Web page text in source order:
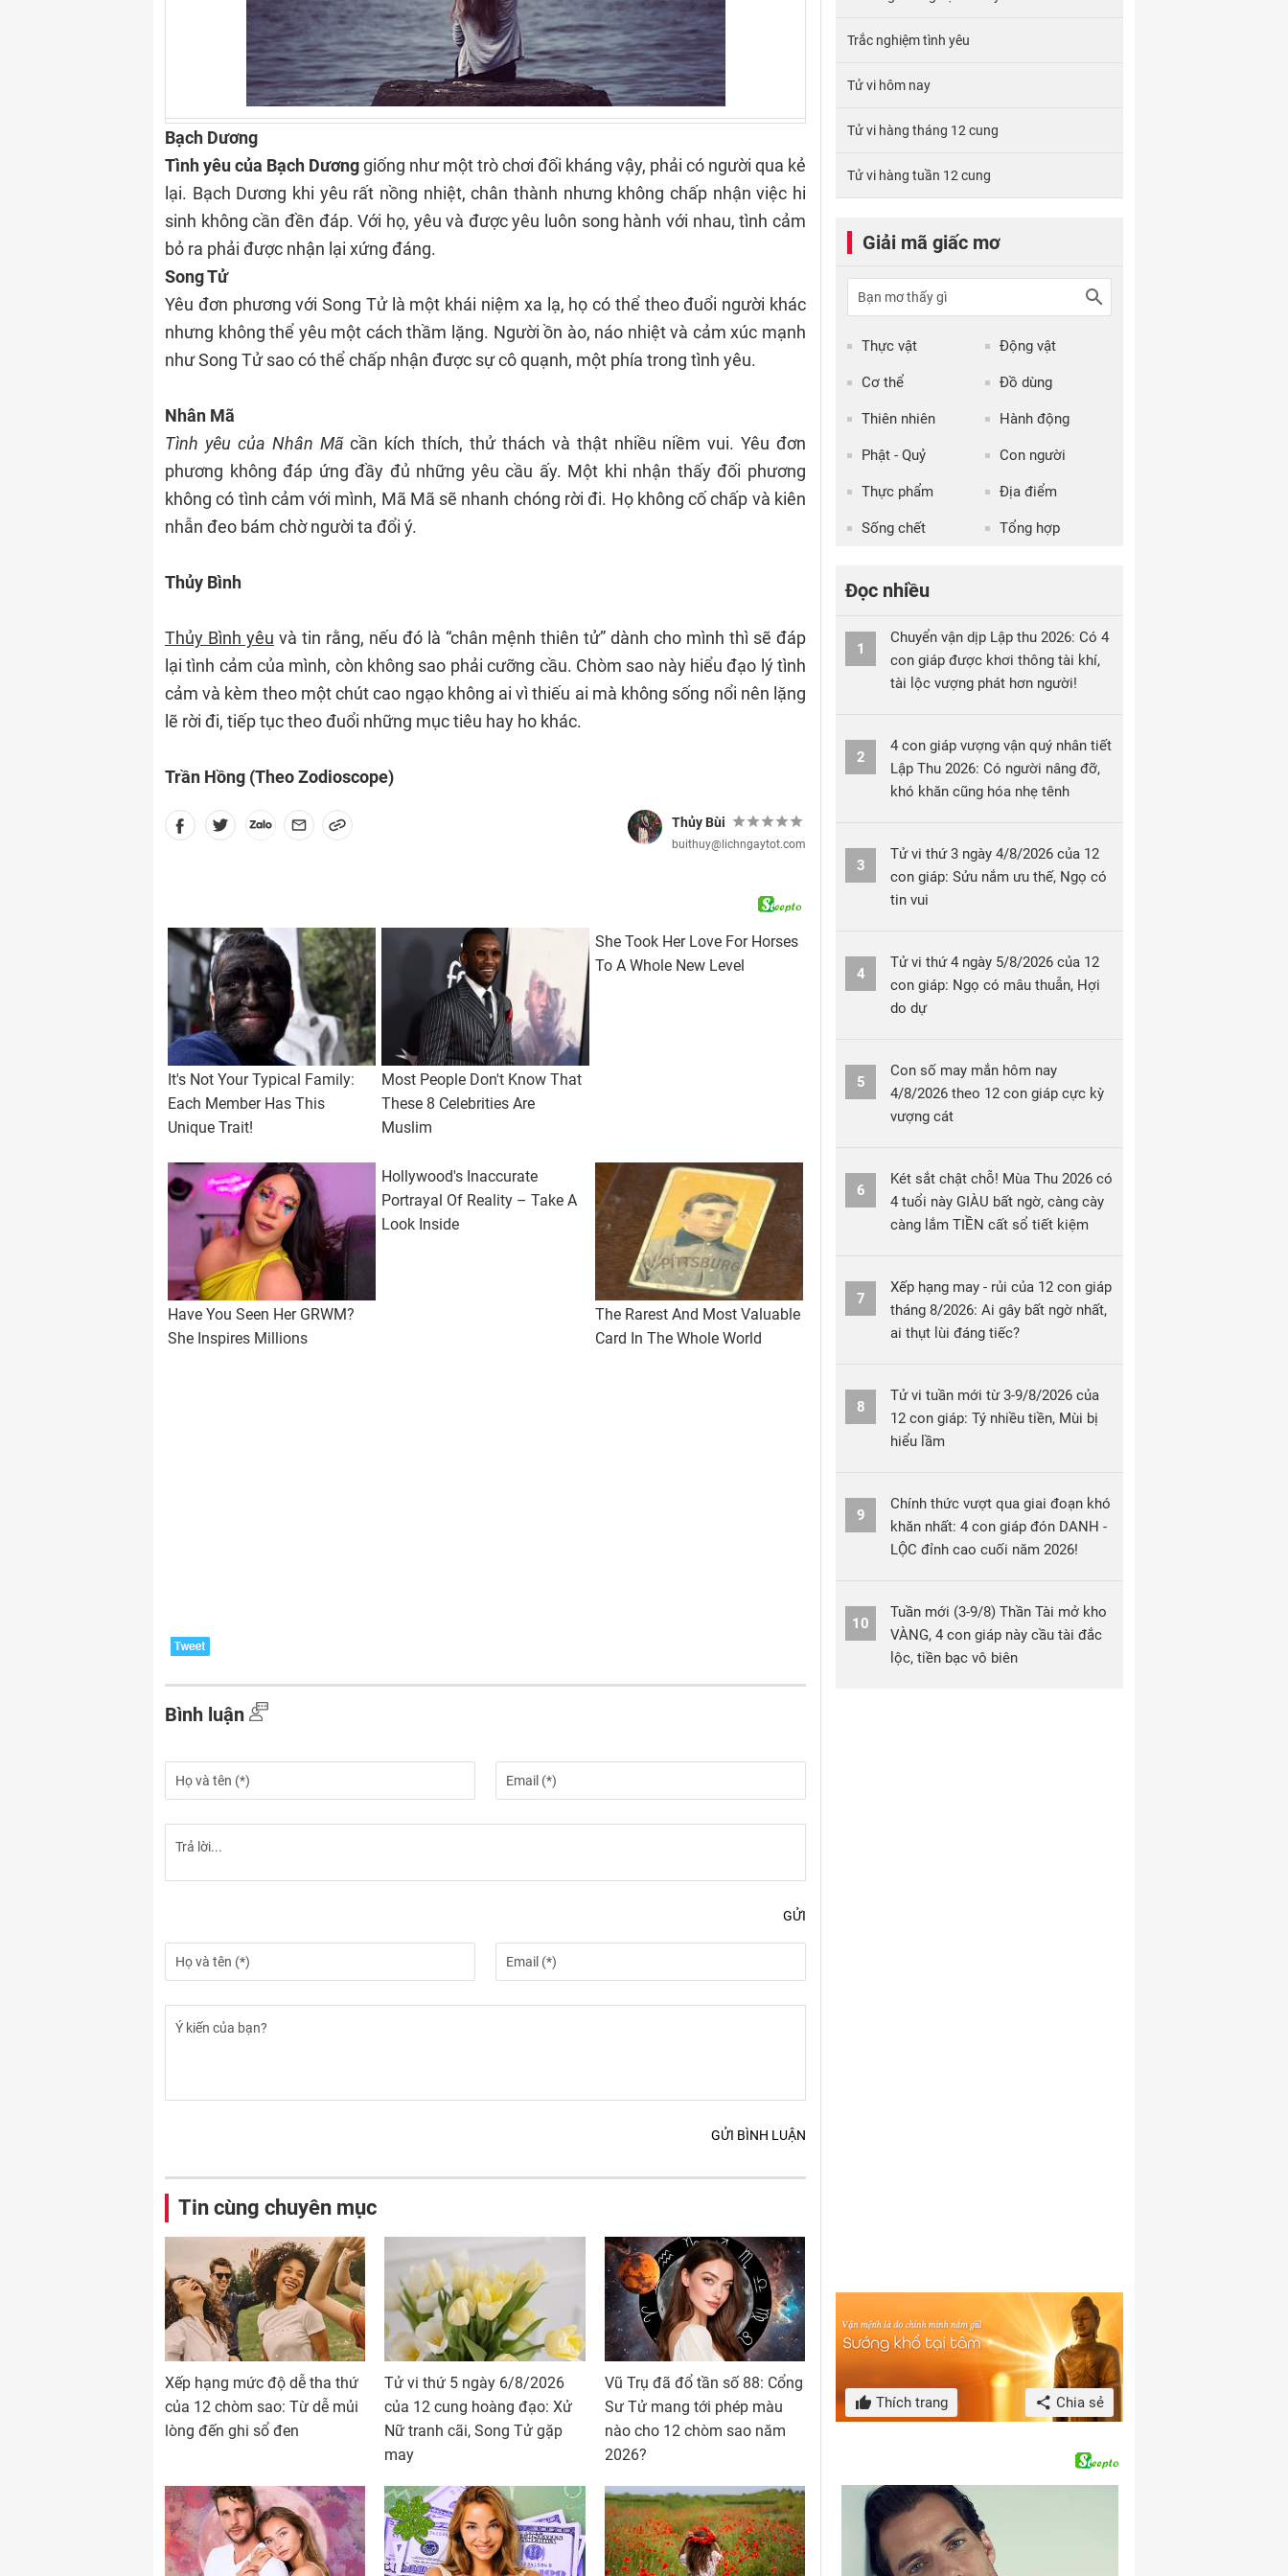
Bạch Dương
Tình yêu của Bạch Dươnggiống như một trò chơi đối kháng vậy, phải có người qua kẻ
lại. Bạch Dương khi yêu rất nồng nhiệt, chân thành nhưng không chấp nhận việc hi
sinh không cần đền đáp. Với họ, yêu và được yêu luôn song hành với nhau, tình cảm
bỏ ra phải được nhận lại xứng đáng.
Song Tử
Yêu đơn phương với Song Tử là một khái niệm xa lạ, họ có thể theo đuổi người khác
nhưng không thể yêu một cách thầm lặng. Người ồn ào, náo nhiệt và cảm xúc mạnh
như Song Tử sao có thể chấp nhận được sự cô quạnh, một phía trong tình yêu.
Nhân Mã
Tình yêu của Nhân Mã cần kích thích, thử thách và thật nhiều niềm vui. Yêu đơn
phương không đáp ứng đầy đủ những yêu cầu ấy. Một khi nhận thấy đối phương
không có tình cảm với mình, Mã Mã sẽ nhanh chóng rời đi. Họ không cố chấp và kiên
nhẫn đeo bám chờ người ta đổi ý.
Thủy Bình
Thủy Bình yêu và tin rằng, nếu đó là “chân mệnh thiên tử” dành cho mình thì sẽ đáp
lại tình cảm của mình, còn không sao phải cưỡng cầu. Chòm sao này hiểu đạo lý tình
cảm và kèm theo một chút cao ngạo không ai vì thiếu ai mà không sống nổi nên lặng
lẽ rời đi, tiếp tục theo đuổi những mục tiêu hay ho khác.
Trần Hồng (Theo Zodioscope)
Thủy Bùi
buithuy@lichngaytot.com
Bình luận
GỬI
GỬI BÌNH LUẬN
Tin cùng chuyên mục
Xếp hạng mức độ dễ tha thứ
của 12 chòm sao: Từ dễ mủi
lòng đến ghi sổ đen
Tử vi thứ 5 ngày 6/8/2026
của 12 cung hoàng đạo: Xử
Nữ tranh cãi, Song Tử gặp
may
Vũ Trụ đã đổ tần số 88: Cổng
Sư Tử mang tới phép màu
nào cho 12 chòm sao năm
2026?
Trắc nghiệm tình yêu
Tử vi hôm nay
Tử vi hàng tháng 12 cung
Tử vi hàng tuần 12 cung
Giải mã giấc mơ
Thực vật Động vật
Cơ thể Đồ dùng
Thiên nhiên Hành động
Phật - Quỷ Con người
Thực phẩm Địa điểm
Sống chết Tổng hợp
Đọc nhiều
1
Chuyển vận dịp Lập thu 2026: Có 4
con giáp được khơi thông tài khí,
tài lộc vượng phát hơn người!
2
4 con giáp vượng vận quý nhân tiết
Lập Thu 2026: Có người nâng đỡ,
khó khăn cũng hóa nhẹ tênh
3
Tử vi thứ 3 ngày 4/8/2026 của 12
con giáp: Sửu nắm ưu thế, Ngọ có
tin vui
4
Tử vi thứ 4 ngày 5/8/2026 của 12
con giáp: Ngọ có mâu thuẫn, Hợi
do dự
5
Con số may mắn hôm nay
4/8/2026 theo 12 con giáp cực kỳ
vượng cát
6
Két sắt chật chỗ! Mùa Thu 2026 có
4 tuổi này GIÀU bất ngờ, càng cày
càng lắm TIỀN cất sổ tiết kiệm
7
Xếp hạng may - rủi của 12 con giáp
tháng 8/2026: Ai gây bất ngờ nhất,
ai thụt lùi đáng tiếc?
8
Tử vi tuần mới từ 3-9/8/2026 của
12 con giáp: Tý nhiều tiền, Mùi bị
hiểu lầm
9
Chính thức vượt qua giai đoạn khó
khăn nhất: 4 con giáp đón DANH -
LỘC đỉnh cao cuối năm 2026!
10
Tuần mới (3-9/8) Thần Tài mở kho
VÀNG, 4 con giáp này cầu tài đắc
lộc, tiền bạc vô biên
Thích trang Chia sẻ